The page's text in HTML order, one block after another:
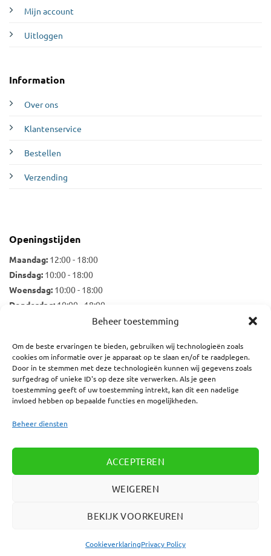
Beheer toestemming
Om de beste ervaringen te bieden, gebruiken wij technologieën zoals
cookies om informatie over je apparaat op te slaan en/of te raadplegen.
Door in te stemmen met deze technologieën kunnen wij gegevens zoals
surfgedrag of unieke ID's op deze site verwerken. Als je geen
toestemming geeft of uw toestemming intrekt, kan dit een nadelige
invloed hebben op bepaalde functies en mogelijkheden.
Beheer diensten
ACCEPTEREN
WEIGEREN
BEKIJK VOORKEUREN
CookieverklaringPrivacy Policy
Mijn account
Uitloggen
Information
Over ons
Klantenservice
Bestellen
Verzending
Openingstijden
Maandag: 12:00 - 18:00
Dinsdag: 10:00 - 18:00
Woensdag: 10:00 - 18:00
Donderdag: 10:00 - 18:00
Nieuwsbrief
E-mailadres:
Copyright 2026 © Print More Nederland